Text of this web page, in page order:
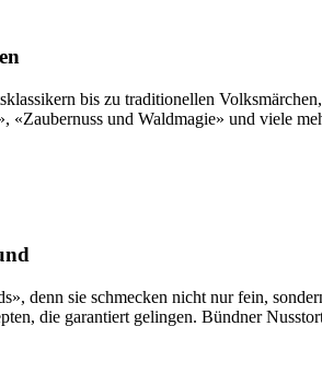
bis zu traditionellen
«Zaubernuss und Waldmagie» und viele
denn sie schmecken nicht nur fein,
die garantiert gelingen. Bündner